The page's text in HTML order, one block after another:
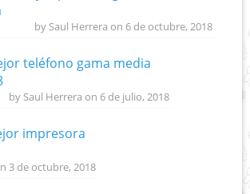
by Saul Herrera on 6 de octubre, 2018
teléfono gama media
by Saul Herrera on 6 de julio, 2018
impresora
3 de octubre, 2018